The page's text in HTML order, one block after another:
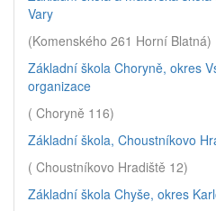
Vary
(Komenského 261 Horní Blatná)
Základní škola Choryně, okres
organizace
( Choryně 116)
Základní škola, Choustníkovo
( Choustníkovo Hradiště 12)
Základní škola Chyše, okres